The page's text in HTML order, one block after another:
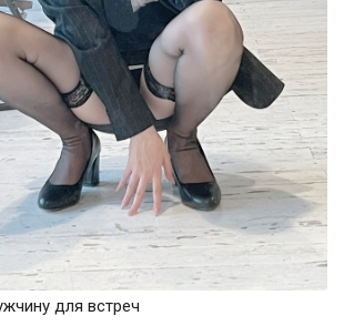
для встреч